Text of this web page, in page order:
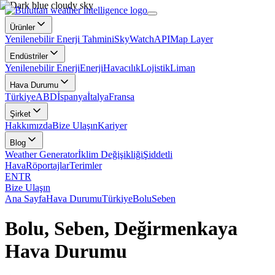
Ürünler
Yenilenebilir Enerji TahminiSkyWatchAPIMap Layer
Endüstriler
Yenilenebilir EnerjiEnerjiHavacılıkLojistikLiman
Hava Durumu
TürkiyeABDİspanyaİtalyaFransa
Şirket
HakkımızdaBize UlaşınKariyer
Blog
Weather Generatorİklim DeğişikliğiŞiddetli
HavaRöportajlarTerimler
ENTR
Bize Ulaşın
Ana SayfaHava DurumuTürkiyeBoluSeben
Bolu, Seben, Değirmenkaya
Hava Durumu